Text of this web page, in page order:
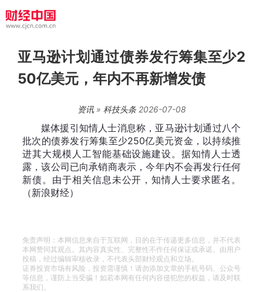
亚马逊计划通过债券发行筹集至少2
50亿美元，年内不再新增发债
资讯» 科技头条2026-07-08
媒体援引知情人士消息称，亚马逊计划通过八个
批次的债券发行筹集至少250亿美元资金，以持续推
进其大规模人工智能基础设施建设。据知情人士透
露，该公司已向承销商表示，今年内不会再发行任何
新债。由于相关信息未公开，知情人士要求匿名。
（新浪财经）
免责声明：本网信息来自于互联网，目的在于传递更多信息，并不代表
本网赞同其观点。其内容真实性、完整性不作任何保证或承诺。由用户
投稿，经过编辑审核收录，不代表头部财经观点和立场。
证券投资市场有风险，投资需谨慎！请勿添加文章的手机号码、公众号
等信息，谨防上当受骗！如若本网有任何内容侵犯您的权益，请及时联
系我们。